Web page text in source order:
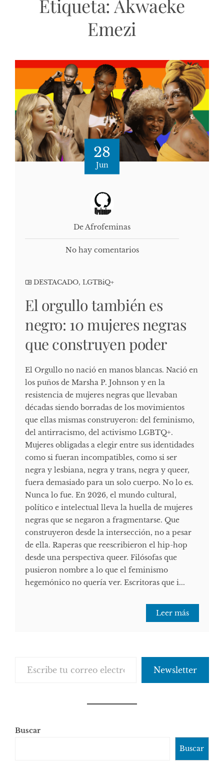
Etiqueta: Akwaeke
Emezi
28
Jun
De Afrofeminas
No hay comentarios
DESTACADO, LGTBiQ+
El orgullo también es
negro: 10 mujeres negras
que construyen poder
El Orgullo no nació en manos blancas. Nació en
los puños de Marsha P. Johnson y en la
resistencia de mujeres negras que llevaban
décadas siendo borradas de los movimientos
que ellas mismas construyeron: del feminismo,
del antirracismo, del activismo LGBTQ+.
Mujeres obligadas a elegir entre sus identidades
como si fueran incompatibles, como si ser
negra y lesbiana, negra y trans, negra y queer,
fuera demasiado para un solo cuerpo. No lo es.
Nunca lo fue. En 2026, el mundo cultural,
político e intelectual lleva la huella de mujeres
negras que se negaron a fragmentarse. Que
construyeron desde la intersección, no a pesar
de ella. Raperas que reescribieron el hip-hop
desde una perspectiva queer. Filósofas que
pusieron nombre a lo que el feminismo
hegemónico no quería ver. Escritoras que i...
Leer más
Newsletter
Buscar
Buscar